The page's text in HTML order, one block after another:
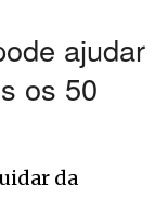
ajudar
os 50
da